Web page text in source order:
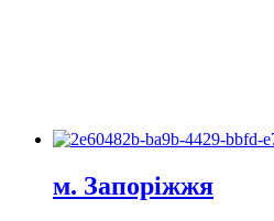
м. Запорiжжя